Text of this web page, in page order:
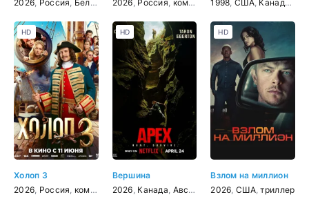
2026 Россия Беларусь ,мультфильм ,семейный,приключения
2026 Россия комедия 1998 США, Канада ,
Холоп 3
2026 Россия комедия ,приключения
HD
Вершина
2026 Канада Австралия ,США,Исландия,
HD
Взлом на миллион
2026 США,триллер
HD